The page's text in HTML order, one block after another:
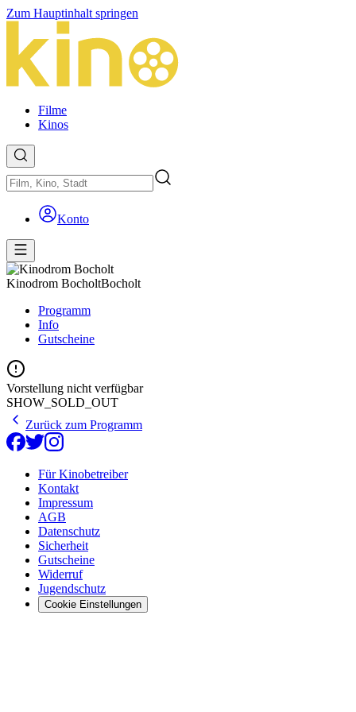
Zum Hauptinhalt springen
Filme
Kinos
Konto
Kinodrom BocholtBocholt
Programm
Info
Gutscheine
Vorstellung nicht verfügbar
SHOW_SOLD_OUT
Zurück zum Programm
Für Kinobetreiber
Kontakt
Impressum
AGB
Datenschutz
Sicherheit
Gutscheine
Widerruf
Jugendschutz
Cookie Einstellungen